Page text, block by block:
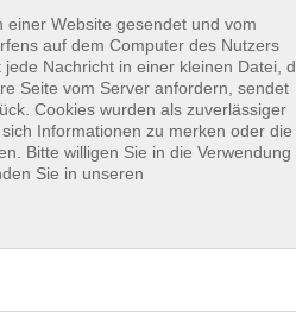
Website gesendet und vom
auf dem Computer des Nutzers
Nachricht in einer kleinen Datei,
Seite vom Server anfordern, sendet
Cookies wurden als zuverlässiger
Informationen zu merken oder die
Bitte willigen Sie in die Verwendung
Sie in unseren